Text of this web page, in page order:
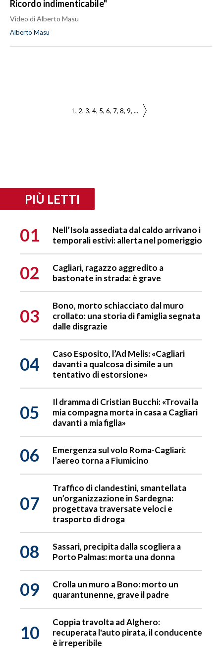
Ricordo indimenticabile"
Video di Alberto Masu
Alberto Masu
1 2 3 4 5 6 7 8 9 ...
PIÙ LETTI
01
Nell’Isola assediata dal caldo arrivano i
temporali estivi: allerta nel pomeriggio
02
Cagliari, ragazzo aggredito a
bastonate in strada: è grave
03
Bono, morto schiacciato dal muro
crollato: una storia di famiglia segnata
dalle disgrazie
04
Caso Esposito, l’Ad Melis: «Cagliari
davanti a qualcosa di simile a un
tentativo di estorsione»
05
Il dramma di Cristian Bucchi: «Trovai la
mia compagna morta in casa a Cagliari
davanti a mia figlia»
06
Emergenza sul volo Roma-Cagliari:
l’aereo torna a Fiumicino
07
Traffico di clandestini, smantellata
un’organizzazione in Sardegna:
progettava traversate veloci e
trasporto di droga
08
Sassari, precipita dalla scogliera a
Porto Palmas: morta una donna
09
Crolla un muro a Bono: morto un
quarantunenne, grave il padre
10
Coppia travolta ad Alghero:
recuperata l'auto pirata, il conducente
è irreperibile